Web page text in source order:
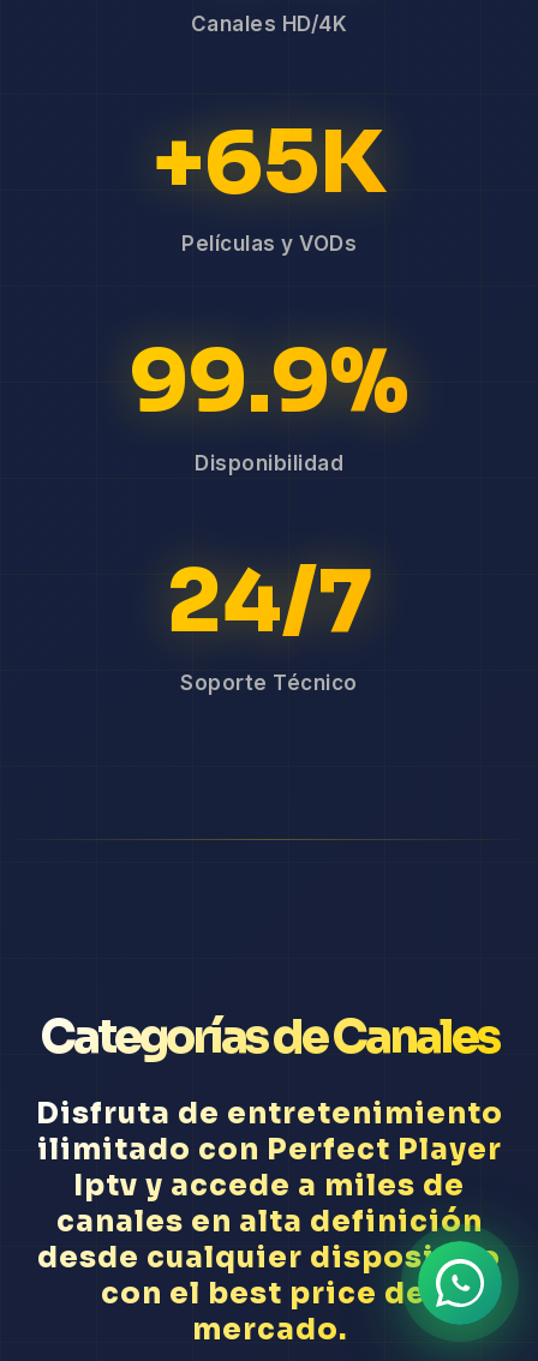
Canales HD/4K
+65K
Películas y VODs
99.9%
Disponibilidad
24/7
Soporte Técnico
Categorías de Canales
Disfruta de entretenimiento
ilimitado con Perfect Player
Iptv y accede a miles de
canales en alta definición
desde cualquier dispositivo
con el best price del
mercado.